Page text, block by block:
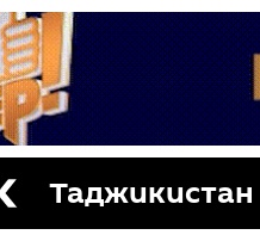
Таджикистан